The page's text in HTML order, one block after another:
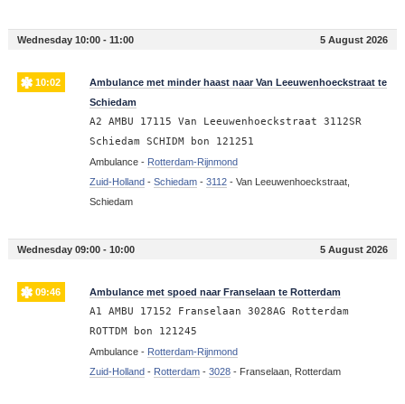
Wednesday 10:00 - 11:00 5 August 2026
10:02
Ambulance met minder haast naar Van Leeuwenhoeckstraat te
Schiedam
A2 AMBU 17115 Van Leeuwenhoeckstraat 3112SR
Schiedam SCHIDM bon 121251
Ambulance - Rotterdam-Rijnmond
Zuid-Holland - Schiedam- 3112- Van Leeuwenhoeckstraat,
Schiedam
Wednesday 09:00 - 10:00 5 August 2026
09:46 Ambulance met spoed naar Franselaan te Rotterdam
A1 AMBU 17152 Franselaan 3028AG Rotterdam
ROTTDM bon 121245
Ambulance - Rotterdam-Rijnmond
Zuid-Holland - Rotterdam- 3028- Franselaan, Rotterdam